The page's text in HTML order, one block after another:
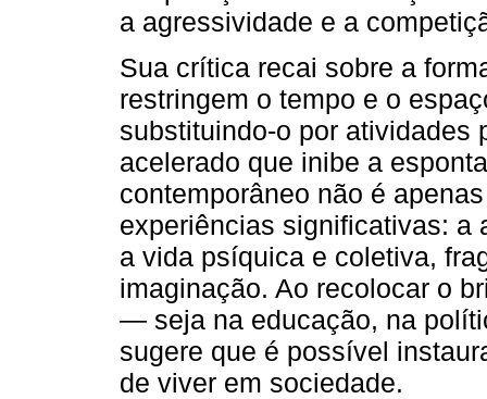
a agressividade e a
Sua crítica recai sobre a
restringem o tempo e o
substituindo-o por atividades
acelerado que inibe a
contemporâneo não é
experiências significativas: a
a vida psíquica e coletiva,
imaginação. Ao recolocar o
— seja na educação, na
sugere que é possível
de viver em sociedade.